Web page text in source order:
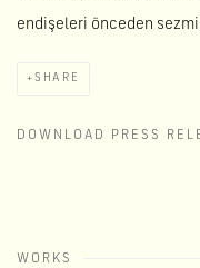
endişeleri önceden
SHARE
DOWNLOAD PRESS
WORKS